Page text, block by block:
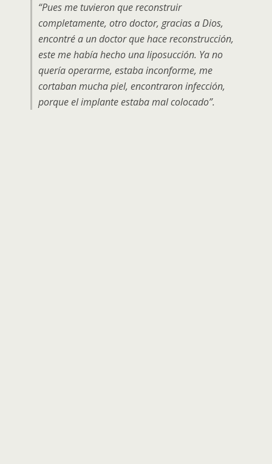
“Pues me tuvieron que reconstruir
completamente, otro doctor, gracias a Dios,
encontré a un doctor que hace reconstrucción,
este me había hecho una liposucción. Ya no
quería operarme, estaba inconforme, me
cortaban mucha piel, encontraron infección,
porque el implante estaba mal colocado”.